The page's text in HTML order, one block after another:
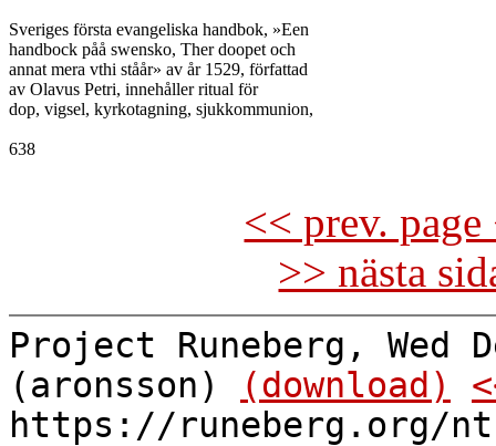
Sveriges första evangeliska handbok, »Een
handbock påå swensko, Ther doopet och
annat mera vthi ståår» av år 1529, författad
av Olavus Petri, innehåller ritual för
dop, vigsel, kyrkotagning, sjukkommunion,
638
<< prev.
>> nästa
Project Runeberg, Wed
(aronsson)
(download)
https://runeberg.org/